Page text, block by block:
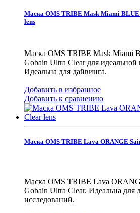
Маска OMS TRIBE Mask Miami
lens
Маска OMS TRIBE Mask Miami
Gobain Ultra Clear для
Идеальна для дайвинга.
Добавить в избранное
Добавить к сравнению
Маска OMS TRIBE Lava ORANGE
Маска OMS TRIBE Lava
Gobain Ultra Clear. Идеальна для
исследований.